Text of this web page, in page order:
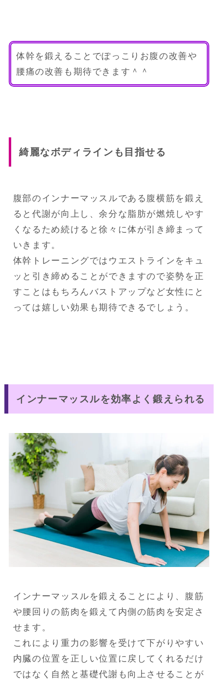
体幹を鍛えることでぽっこりお腹の改善や
腰痛の改善も期待できます＾＾
綺麗なボディラインも目指せる
腹部のインナーマッスルである腹横筋を鍛え
ると代謝が向上し、余分な脂肪が燃焼しやす
くなるため続けると徐々に体が引き締まって
いきます。
体幹トレーニングではウエストラインをキュ
ッと引き締めることができますので姿勢を正
すことはもちろんバストアップなど女性にと
インナーマッスルを効率よく鍛えられる
インナーマッスルを鍛えることにより、腹筋
や腰回りの筋肉を鍛えて内側の筋肉を安定さ
せます。
これにより重力の影響を受けて下がりやすい
内臓の位置を正しい位置に戻してくれるだけ
ではなく自然と基礎代謝も向上させることが